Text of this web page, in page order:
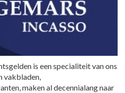
is een specialiteit van ons
vakbladen,
maken al decennialang naar